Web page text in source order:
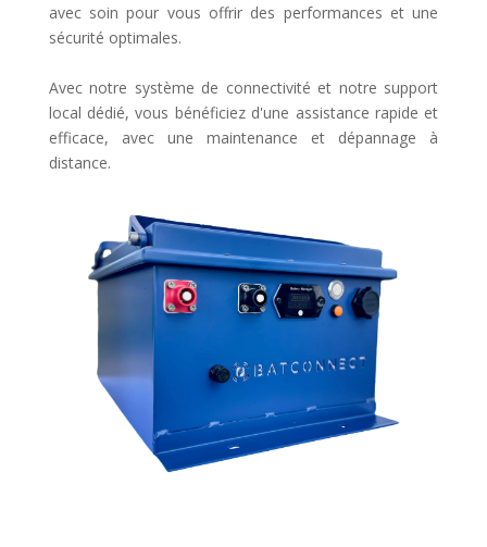
avec soin pour vous offrir des performances et une
sécurité optimales.
Avec notre système de connectivité et notre support
local dédié, vous bénéficiez d'une assistance rapide et
efficace, avec une maintenance et dépannage à
distance.